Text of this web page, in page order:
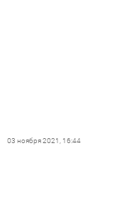
03 ноября 2021, 16:44